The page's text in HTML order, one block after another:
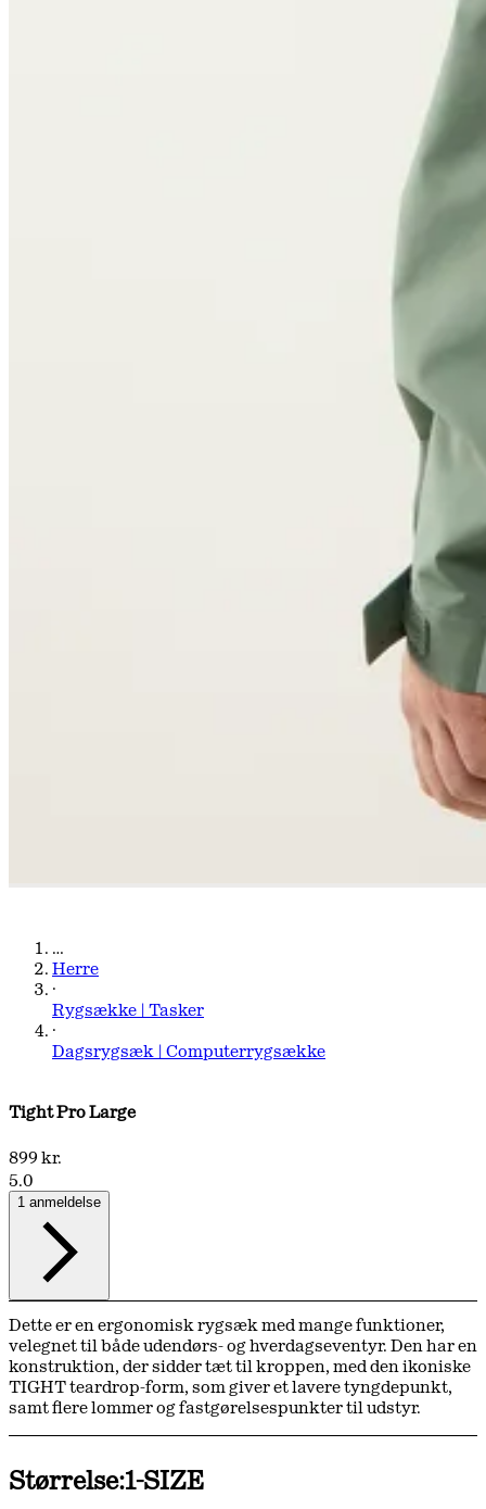
…
Herre
·
Rygsække | Tasker
·
Dagsrygsæk | Computerrygsække
Tight Pro Large
899 kr.
5.0
1 anmeldelse
Dette er en ergonomisk rygsæk med mange funktioner,
velegnet til både udendørs- og hverdagseventyr. Den har en
konstruktion, der sidder tæt til kroppen, med den ikoniske
TIGHT teardrop-form, som giver et lavere tyngdepunkt,
samt flere lommer og fastgørelsespunkter til udstyr.
Størrelse:1-SIZE